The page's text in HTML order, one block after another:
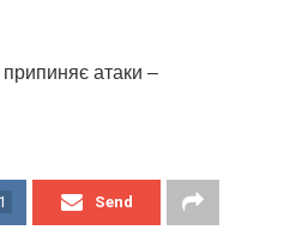
припиняє атаки –
1 Send